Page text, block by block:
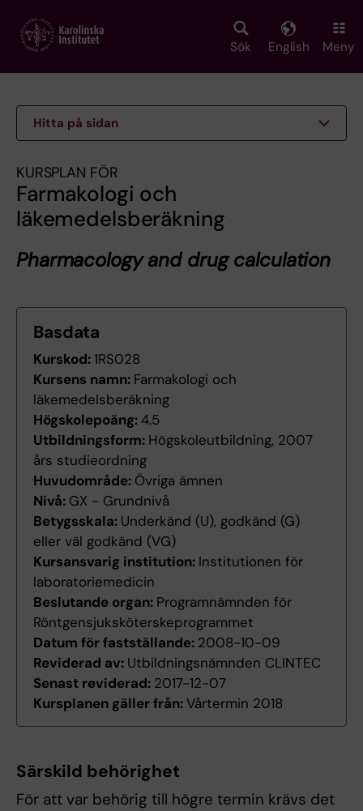
main
Sök English Meny
Hitta på sidan
KURSPLAN FÖR
Farmakologi och
läkemedelsberäkning
Pharmacology and drug calculation
Basdata
Kurskod:1RS028
Kursens namn: Farmakologi och
läkemedelsberäkning
Högskolepoäng:4.5
Utbildningsform: Högskoleutbildning, 2007
års studieordning
Huvudområde: Övriga ämnen
Nivå: GX - Grundnivå
Betygsskala: Underkänd (U), godkänd (G)
eller väl godkänd (VG)
Kursansvarig institution: Institutionen för
laboratoriemedicin
Beslutande organ: Programnämnden för
Röntgensjuksköterskeprogrammet
Datum för fastställande: 2008-10-09
Reviderad av: Utbildningsnämnden CLINTEC
Senast reviderad: 2017-12-07
Kursplanen gäller från:Vårtermin 2018
Särskild behörighet
För att var behörig till högre termin krävs det